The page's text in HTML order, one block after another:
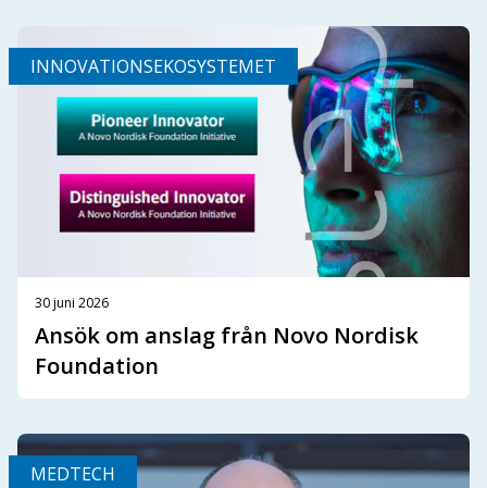
INNOVATIONSEKOSYSTEMET
30 juni 2026
Ansök om anslag från Novo Nordisk
Foundation
MEDTECH